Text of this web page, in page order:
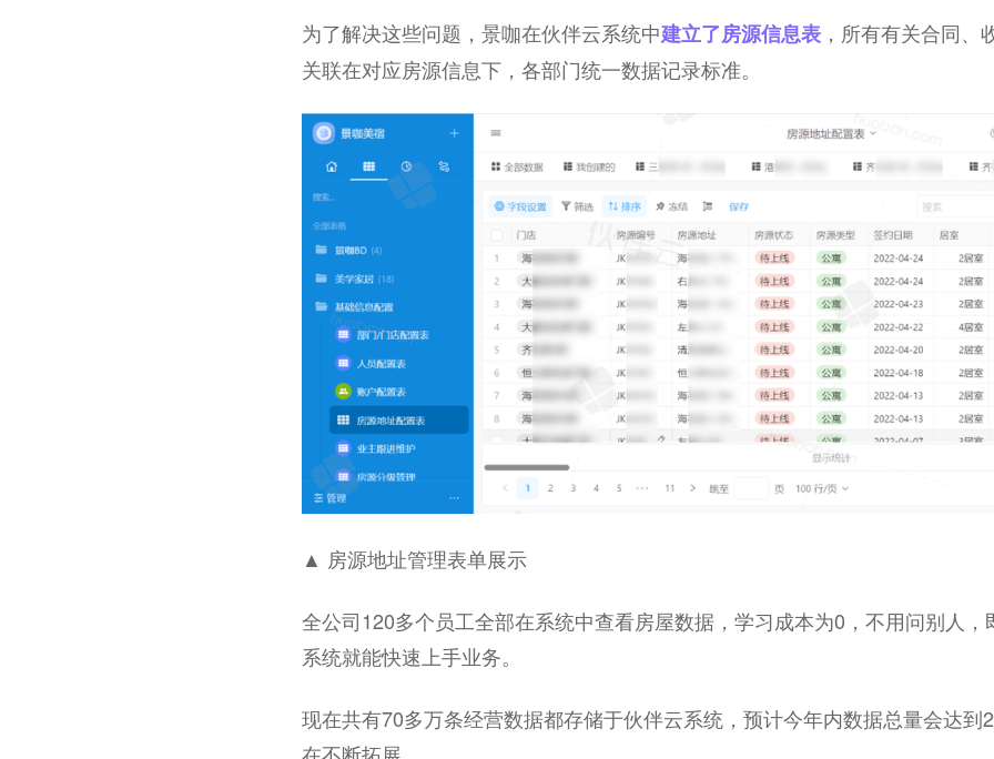
为了解决这些问题，景咖在伙伴云系统中建立了房源信息表 ，所有有关合同
关联在对应房源信息下，各部门统一数据记录标准。
▲ 房源地址管理表单展示
全公司120多个员工全部在系统中查看房屋数据，学习成本为0，不用问别人
系统就能快速上手业务。
现在共有70多万条经营数据都存储于伙伴云系统，预计今年内数据总量会达到
在不断拓展。